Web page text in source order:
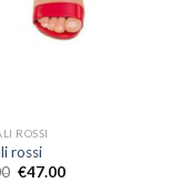
ROSSI
rossi
€47.00